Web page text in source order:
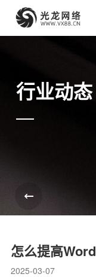
行业动态
怎么提高
2025-03-07